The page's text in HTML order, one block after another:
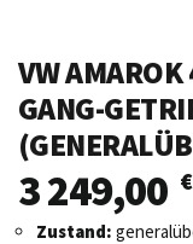
VW
GANG-
3 249,00 €
Zustand: